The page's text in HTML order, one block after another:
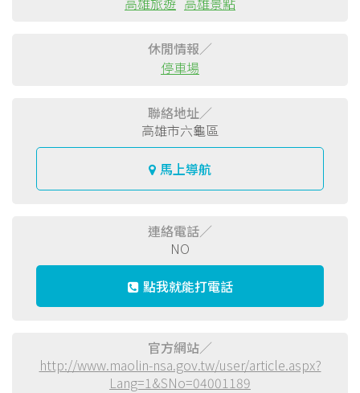
休閒情報／
停車場
聯絡地址／
高雄市六龜區
馬上導航
連絡電話／
NO
點我就能打電話
官方網站／
http://www.maolin-nsa.gov.tw/user/article.aspx?
Lang=1&SNo=04001189